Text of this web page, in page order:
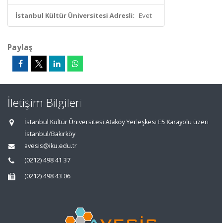
İstanbul Kültür Üniversitesi Adresli: Evet
Paylaş
İletişim Bilgileri
İstanbul Kültür Üniversitesi Ataköy Yerleşkesi E5 Karayolu üzeri
İstanbul/Bakırköy
avesis@iku.edu.tr
(0212) 498 41 37
(0212) 498 43 06